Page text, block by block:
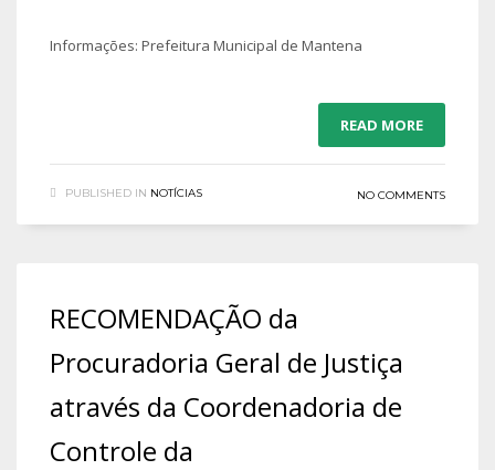
Informações: Prefeitura Municipal de Mantena
READ MORE
PUBLISHED IN NOTÍCIAS NO COMMENTS
RECOMENDAÇÃO da
Procuradoria Geral de Justiça
através da Coordenadoria de
Controle da